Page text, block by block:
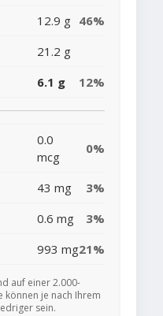
12.9 g 46%
21.2 g
6.1 g 12%
0.0
mcg
0%
43 mg
3%
0.6 mg
3%
993 mg21%
auf einer 2.000-
können je nach Ihrem
sein.